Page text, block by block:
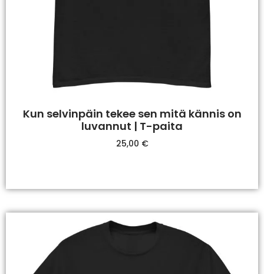
Kun selvinpäin tekee sen mitä kännis on
luvannut | T-paita
25,00 €